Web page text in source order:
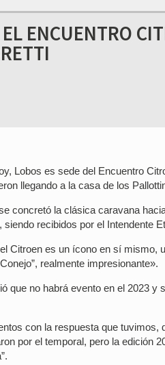
ENCUENTRO
Lobos es sede del Encuentro
llegando a la casa de los
concretó la clásica caravana
siendo recibidos por el Intendente
Citroen es un ícono en sí
realmente impresionante».
que no habrá evento en el 2023
con la respuesta que
por el temporal, pero la edición